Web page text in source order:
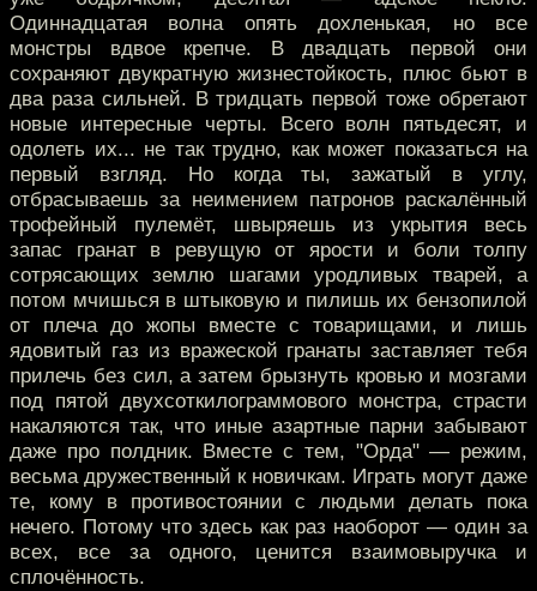
Одиннадцатая волна опять дохленькая, но все
монстры вдвое крепче. В двадцать первой они
сохраняют двукратную жизнестойкость, плюс бьют в
два раза сильней. В тридцать первой тоже обретают
новые интересные черты. Всего волн пятьдесят, и
одолеть их... не так трудно, как может показаться на
первый взгляд. Но когда ты, зажатый в углу,
отбрасываешь за неимением патронов раскалённый
трофейный пулемёт, швыряешь из укрытия весь
запас гранат в ревущую от ярости и боли толпу
сотрясающих землю шагами уродливых тварей, а
потом мчишься в штыковую и пилишь их бензопилой
от плеча до жопы вместе с товарищами, и лишь
ядовитый газ из вражеской гранаты заставляет тебя
прилечь без сил, а затем брызнуть кровью и мозгами
под пятой двухсоткилограммового монстра, страсти
накаляются так, что иные азартные парни забывают
даже про полдник. Вместе с тем, "Орда" — режим,
весьма дружественный к новичкам. Играть могут даже
те, кому в противостоянии с людьми делать пока
нечего. Потому что здесь как раз наоборот — один за
всех, все за одного, ценится взаимовыручка и
сплочённость.